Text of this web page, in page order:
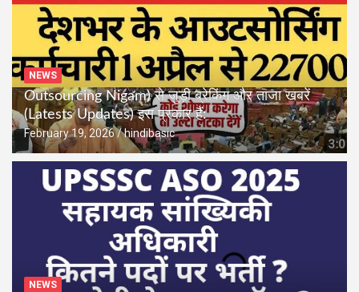
NEWS
Outsourcing Nigam) से जुड़ी ब्रेकिंग और ताजा खबरें
(Latests Updates) इस प्रकार हैं:
February 19, 2026 hindibasic
NEWS